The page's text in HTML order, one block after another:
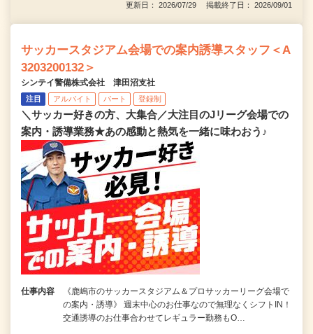
更新日： 2026/07/29 掲載終了日： 2026/09/01
サッカースタジアム会場での案内誘導スタッフ＜A
3203200132＞
シンテイ警備株式会社 津田沼支社
注目 アルバイト パート 登録制
＼サッカー好きの方、大集合／大注目のJリーグ会場での
案内・誘導業務★あの感動と熱気を一緒に味わおう♪
仕事内容
《鹿嶋市のサッカースタジアム＆プロサッカーリーグ会場で
の案内・誘導》 週末中心のお仕事なので無理なくシフトIN！
交通誘導のお仕事合わせてレギュラー勤務もO…